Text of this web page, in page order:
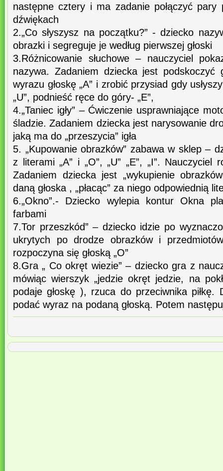
następne cztery i ma zadanie połączyć pary
dźwiękach
2.„Co słyszysz na początku?” - dziecko
obrazki i segreguje je według pierwszej głoski
3.Różnicowanie słuchowe – nauczyciel
nazywa. Zadaniem dziecka jest podskoczyć
wyrazu głoskę „A” i zrobić przysiad gdy
„U”, podnieść ręce do góry- „E”,
4.„Taniec igły” – Ćwiczenie usprawniające
śladzie. Zadaniem dziecka jest narysowanie
jaką ma do „przeszycia” igła
5. „Kupowanie obrazków” zabawa w sklep –
z literami „A” i „O”, „U” „E”, „I”. Nauczyciel
Zadaniem dziecka jest „wykupienie
daną głoska , „płacąc” za niego odpowiednią
6.„Okno”.- Dziecko wylepia kontur Okna
farbami
7.Tor przeszkód” – dziecko idzie po
ukrytych po drodze obrazków i
rozpoczyna się głoską „O”
8.Gra „ Co okręt wiezie” – dziecko gra z
mówiąc wierszyk „jedzie okręt jedzie, na
podaje głoskę ), rzuca do przeciwnika piłkę.
podać wyraz na podaną głoską. Potem